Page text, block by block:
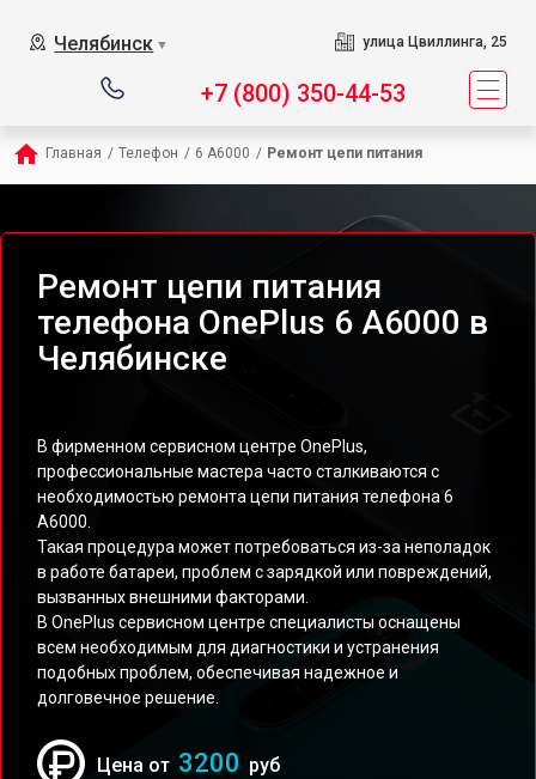
Челябинск ▼ улица Цвиллинга, 25
+7 (800) 350-44-53
Главная / Телефон / 6 A6000 / Ремонт цепи питания
Ремонт цепи питания
телефона OnePlus 6 A6000 в
Челябинске
В фирменном сервисном центре OnePlus,
профессиональные мастера часто сталкиваются с
необходимостью ремонта цепи питания телефона 6
A6000.
Такая процедура может потребоваться из-за неполадок
в работе батареи, проблем с зарядкой или повреждений,
вызванных внешними факторами.
В OnePlus сервисном центре специалисты оснащены
всем необходимым для диагностики и устранения
подобных проблем, обеспечивая надежное и
долговечное решение.
Цена от 3200 руб